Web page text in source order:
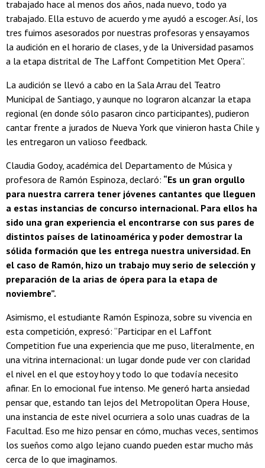
trabajado hace al menos dos años, nada nuevo, todo ya
trabajado. Ella estuvo de acuerdo y me ayudó a escoger. Así, los
tres fuimos asesorados por nuestras profesoras y ensayamos
la audición en el horario de clases, y de la Universidad pasamos
a la etapa distrital de The Laffont Competition Met Opera”.
La audición se llevó a cabo en la Sala Arrau del Teatro
Municipal de Santiago, y aunque no lograron alcanzar la etapa
regional (en donde sólo pasaron cinco participantes), pudieron
cantar frente a jurados de Nueva York que vinieron hasta Chile y
les entregaron un valioso feedback.
Claudia Godoy, académica del Departamento de Música y
profesora de Ramón Espinoza, declaró: “Es un gran orgullo
para nuestra carrera tener jóvenes cantantes que lleguen
a estas instancias de concurso internacional. Para ellos ha
sido una gran experiencia el encontrarse con sus pares de
distintos países de latinoamérica y poder demostrar la
sólida formación que les entrega nuestra universidad. En
el caso de Ramón, hizo un trabajo muy serio de selección y
preparación de la arias de ópera para la etapa de
noviembre”.
Asimismo, el estudiante Ramón Espinoza, sobre su vivencia en
esta competición, expresó: “Participar en el Laffont
Competition fue una experiencia que me puso, literalmente, en
una vitrina internacional: un lugar donde pude ver con claridad
el nivel en el que estoy hoy y todo lo que todavía necesito
afinar. En lo emocional fue intenso. Me generó harta ansiedad
pensar que, estando tan lejos del Metropolitan Opera House,
una instancia de este nivel ocurriera a solo unas cuadras de la
Facultad. Eso me hizo pensar en cómo, muchas veces, sentimos
los sueños como algo lejano cuando pueden estar mucho más
cerca de lo que imaginamos.